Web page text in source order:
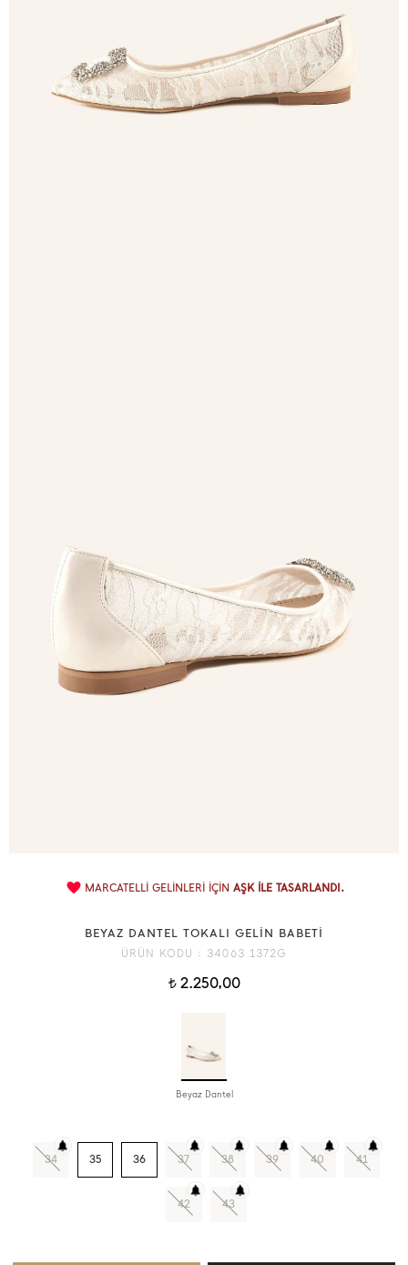
MARCATELLİ GELİNLERİ İÇİN AŞK İLE TASARLANDI.
BEYAZ DANTEL TOKALI GELİN BABETİ
ÜRÜN KODU : 34063 1372G
t2.250,00
Beyaz Dantel
34 35 36 37 38 39 40 41
42 43